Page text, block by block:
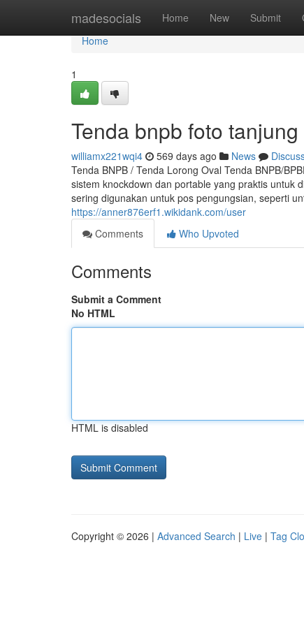
madesocials Home New Submit
Home
Home
1
Tenda bnpb foto
williamx221wqi4 569 days ago News
Tenda BNPB / Tenda Lorong Oval Tenda BNPB/
sistem knockdown dan portable yang praktis untuk
sering digunakan untuk pos pengungsian, seperti
https://anner876erf1.wikidank.com/user
Comments
Who Upvoted
Comments
Submit a Comment
No HTML
HTML is disabled
Copyright © 2026 | Advanced Search | Live | Tag